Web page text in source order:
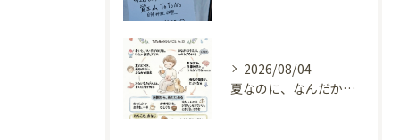
2026/08/04
夏なのに、なんだか冷えてる（内臓の冷えと自律神経）